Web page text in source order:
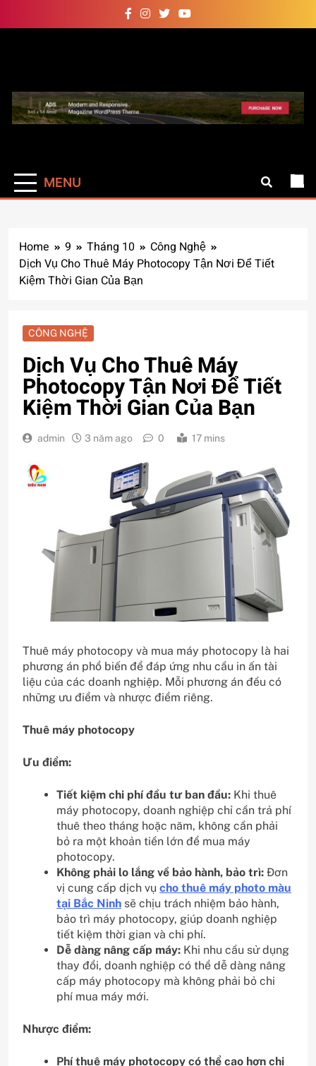
to
Auto Pro
hơn
MENU
Home 9 Tháng 10
Công Nghệ
Dịch Vụ Cho Thuê Máy Photocopy Tận Nơi Để Tiết
Kiệm Thời Gian Của Bạn
CÔNG NGHỆ
Dịch Vụ Cho Thuê Máy
Photocopy Tận Nơi Để Tiết
Kiệm Thời Gian Của Bạn
admin 3 năm ago 0 17 mins
Thuê máy photocopy và mua máy photocopy là hai
phương án phổ biến để đáp ứng nhu cầu in ấn tài
liệu của các doanh nghiệp. Mỗi phương án đều có
những ưu điểm và nhược điểm riêng.
Thuê máy photocopy
Ưu điểm:
Tiết kiệm chi phí đầu tư ban đầu: Khi thuê
máy photocopy, doanh nghiệp chỉ cần trả phí
thuê theo tháng hoặc năm, không cần phải
bỏ ra một khoản tiền lớn để mua máy
photocopy.
Không phải lo lắng về bảo hành, bảo trì: Đơn
vị cung cấp dịch vụ cho thuê máy photo màu
tại Bắc Ninh sẽ chịu trách nhiệm bảo hành,
bảo trì máy photocopy, giúp doanh nghiệp
tiết kiệm thời gian và chi phí.
Dễ dàng nâng cấp máy: Khi nhu cầu sử dụng
thay đổi, doanh nghiệp có thể dễ dàng nâng
cấp máy photocopy mà không phải bỏ chi
phí mua máy mới.
Nhược điểm:
Phí thuê máy photocopy có thể cao hơn chi